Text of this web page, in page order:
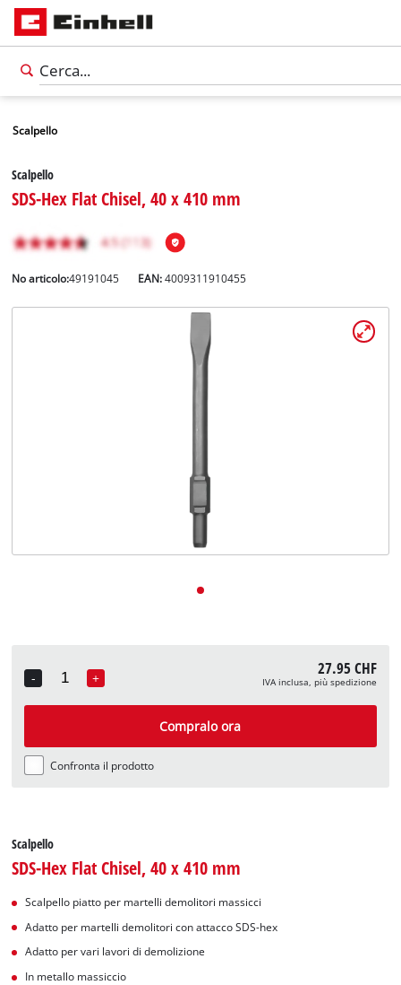
Scalpello
Scalpello
SDS-Hex Flat Chisel, 40 x 410 mm
No articolo:49191045 EAN:4009311910455
-
Quantity
+ 27.95 CHF
IVA inclusa, più spedizione
Compralo ora
Confronta il prodotto
Scalpello
SDS-Hex Flat Chisel, 40 x 410 mm
Scalpello piatto per martelli demolitori massicci
Adatto per martelli demolitori con attacco SDS-hex
Adatto per vari lavori di demolizione
In metallo massiccio